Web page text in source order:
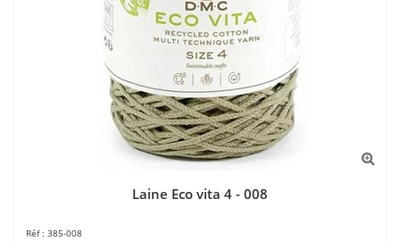
Laine Eco vita 4 - 008
385-008